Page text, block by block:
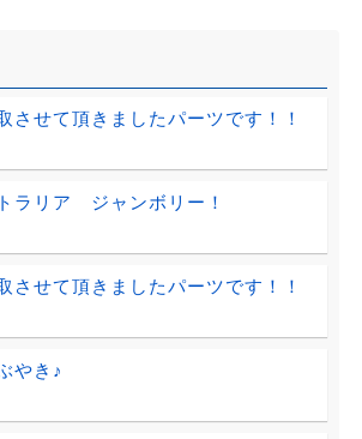
させて頂きましたパーツです！！
ラリア ジャンボリー！
させて頂きましたパーツです！！
やき♪